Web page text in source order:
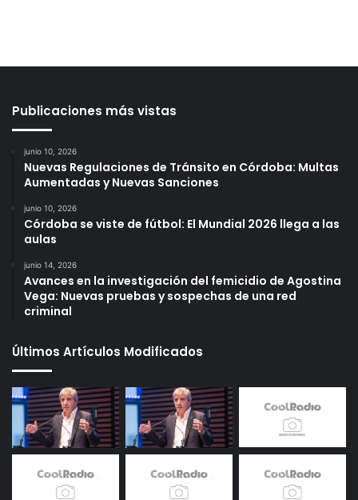
Publicaciones más vistas
junio 10, 2026
Nuevas Regulaciones de Tránsito en Córdoba: Multas
Aumentadas y Nuevas Sanciones
junio 10, 2026
Córdoba se viste de fútbol: El Mundial 2026 llega a las
aulas
junio 14, 2026
Avances en la investigación del femicidio de Agostina
Vega: Nuevas pruebas y sospechas de una red
criminal
Últimos Artículos Modificados